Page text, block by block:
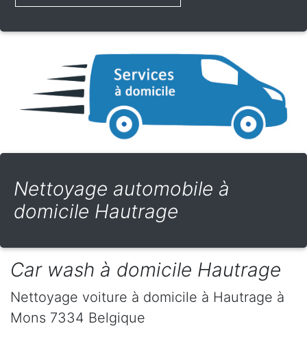
Nettoyage automobile à
domicile Hautrage
Car wash à domicile Hautrage
Nettoyage voiture à domicile à Hautrage à
Mons 7334 Belgique